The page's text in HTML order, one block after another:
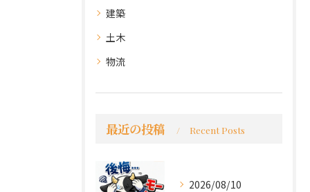
建築
土木
物流
最近の投稿 Recent Posts
2026/08/10